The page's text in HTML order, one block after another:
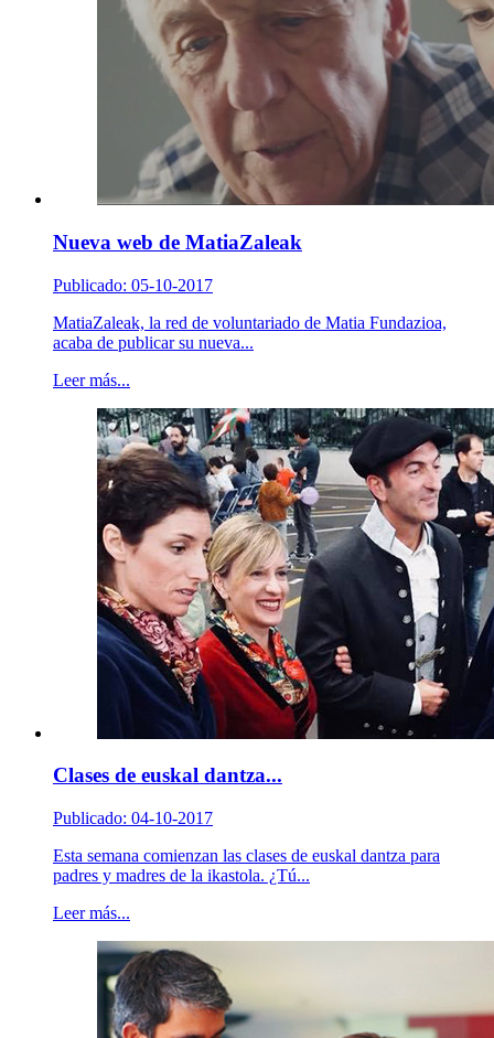
Nueva web de MatiaZaleak
Publicado: 05-10-2017
MatiaZaleak, la red de voluntariado de Matia Fundazioa,
acaba de publicar su nueva...
Leer más...
Clases de euskal dantza...
Publicado: 04-10-2017
Esta semana comienzan las clases de euskal dantza para
padres y madres de la ikastola. ¿Tú...
Leer más...